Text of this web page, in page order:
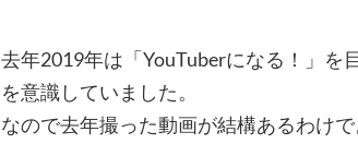
去年2019年は「YouTuberになる！」を
を意識していました。
なので去年撮った動画が結構あるわけで